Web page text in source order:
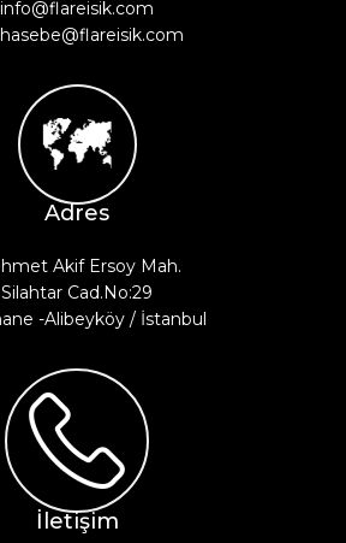
info@flareisik.com
Adres
Akif Ersoy Mah.
Silahtar Cad.No:29
-Alibeyköy / İstanbul
İletişim